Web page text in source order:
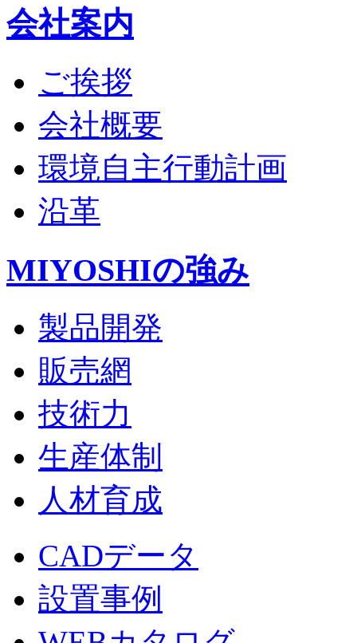
会社案内
ご挨拶
会社概要
環境自主行動計画
沿革
MIYOSHIの強み
製品開発
販売網
技術力
生産体制
人材育成
CADデータ
設置事例